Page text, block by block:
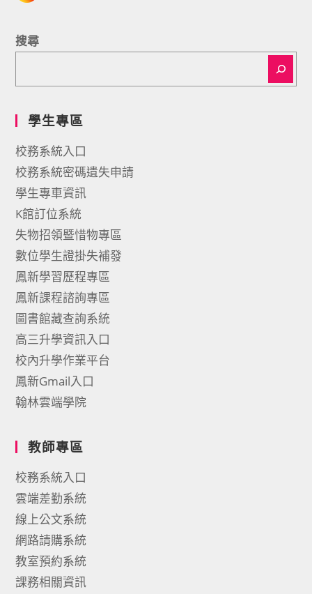
搜尋
學生專區
校務系統入口
校務系統密碼遺失申請
學生專車資訊
K館訂位系統
失物招領暨惜物專區
數位學生證掛失補發
鳳新學習歷程專區
鳳新課程諮詢專區
圖書館藏查詢系統
高三升學資訊入口
校內升學作業平台
鳳新Gmail入口
翰林雲端學院
教師專區
校務系統入口
雲端差勤系統
線上公文系統
網路請購系統
教室預約系統
課務相關資訊